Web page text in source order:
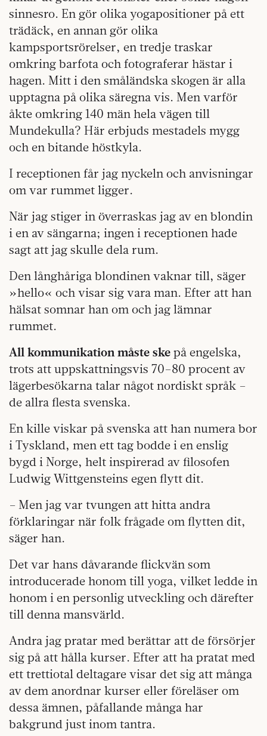
sinnesro. En gör olika yogapositioner på ett
trädäck, en annan gör olika
kampsportsrörelser, en tredje traskar
omkring barfota och fotograferar hästar i
hagen. Mitt i den småländska skogen är alla
upptagna på olika säregna vis. Men varför
åkte omkring 140 män hela vägen till
Mundekulla? Här erbjuds mestadels mygg
och en bitande höstkyla.
I receptionen får jag nyckeln och anvisningar
om var rummet ligger.
När jag stiger in överraskas jag av en blondin
i en av sängarna; ingen i receptionen hade
sagt att jag skulle dela rum.
Den långhåriga blondinen vaknar till, säger
»hello« och visar sig vara man. Efter att han
hälsat somnar han om och jag lämnar
rummet.
All kommunikation måste ske på engelska,
trots att uppskattningsvis 70–80 procent av
lägerbesökarna talar något nor­diskt språk –
de allra flesta svenska.
En kille viskar på svenska att han numera bor
i Tyskland, men ett tag bodde i en enslig
bygd i Norge, helt inspirerad av filosofen
Ludwig Wittgensteins egen flytt dit.
– Men jag var tvungen att hitta andra
förklaringar när folk frågade om flytten dit,
säger han.
Det var hans dåvarande flickvän som
introducerade honom till yoga, vilket ledde in
honom i en personlig utveckling och därefter
till denna mansvärld.
Andra jag pratar med berättar att de försörjer
sig på att hålla kurser. Efter att ha pratat med
ett trettiotal deltagare visar det sig att många
av dem anordnar kurser eller föreläser om
dessa ämnen, påfallande många har
bakgrund just inom tantra.